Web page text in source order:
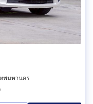
ทพมหานคร